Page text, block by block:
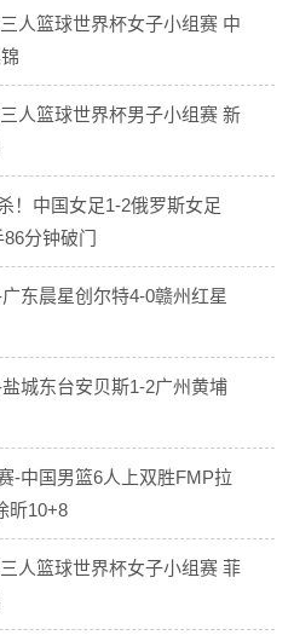
人篮球世界杯女子小组赛 中
人篮球世界杯男子小组赛 新
！中国女足1-2俄罗斯女足
分钟破门
东晨星创尔特4-0赣州红星
城东台安贝斯1-2广州黄埔
-中国男篮6人上双胜FMP拉
昕10+8
人篮球世界杯女子小组赛 菲